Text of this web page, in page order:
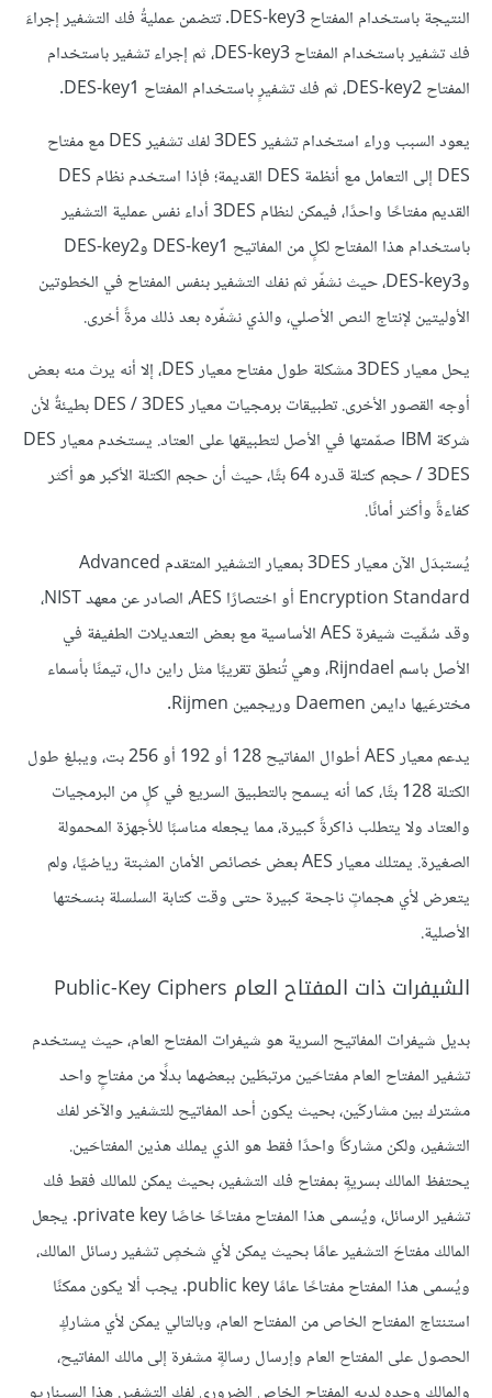
النتيجة باستخدام المفتاح DES-key3. تتضمن عمليةُ فك التشفير إجراءَ
فك تشفير باستخدام المفتاح DES-key3، ثم إجراء تشفير باستخدام
المفتاح DES-key2، ثم فك تشفيرٍ باستخدام المفتاح DES-key1.
يعود السبب وراء استخدام تشفير 3DES لفك تشفير DES مع مفتاح
DES إلى التعامل مع أنظمة DES القديمة؛ فإذا استخدم نظام DES
القديم مفتاحًا واحدًا، فيمكن لنظام 3DES أداء نفس عملية التشفير
باستخدام هذا المفتاح لكلٍ من المفاتيح DES-key1 وDES-key2
وDES-key3، حيث نشفّر ثم نفك التشفير بنفس المفتاح في الخطوتين
الأوليتين لإنتاج النص الأصلي، والذي نشفّره بعد ذلك مرةً أخرى.
يحل معيار 3DES مشكلة طول مفتاح معيار DES، إلا أنه يرث منه بعض
أوجه القصور الأخرى. تطبيقات برمجيات معيار DES / 3DES بطيئةٌ لأن
شركة IBM صمّمتها في الأصل لتطبيقها على العتاد. يستخدم معيار DES
/ 3DES حجم كتلة قدره 64 بتًا، حيث أن حجم الكتلة الأكبر هو أكثر
كفاءةً وأكثر أمانًا.
يُستبدَل الآن معيار 3DES بمعيار التشفير المتقدم Advanced
Encryption Standard أو اختصارًا AES، الصادر عن معهد NIST،
وقد سُمِّيت شيفرة AES الأساسية مع بعض التعديلات الطفيفة في
الأصل باسم Rijndael، وهي تُنطق تقريبًا مثل راين دال، تيمنًا بأسماء
مخترعَيها دايمن Daemen وريجمين Rijmen.
يدعم معيار AES أطوال المفاتيح 128 أو 192 أو 256 بت، ويبلغ طول
الكتلة 128 بتًا، كما أنه يسمح بالتطبيق السريع في كلٍ من البرمجيات
والعتاد ولا يتطلب ذاكرةً كبيرة، مما يجعله مناسبًا للأجهزة المحمولة
الصغيرة. يمتلك معيار AES بعض خصائص الأمان المثبتة رياضيًا، ولم
يتعرض لأي هجماتٍ ناجحة كبيرة حتى وقت كتابة السلسلة بنسختها
الأصلية.
الشيفرات ذات المفتاح العام Public-Key Ciphers
بديل شيفرات المفاتيح السرية هو شيفرات المفتاح العام، حيث يستخدم
تشفير المفتاح العام مفتاحَين مرتبطَين ببعضهما بدلًا من مفتاحٍ واحد
مشترك بين مشاركَين، بحيث يكون أحد المفاتيح للتشفير والآخر لفك
التشفير، ولكن مشاركًا واحدًا فقط هو الذي يملك هذين المفتاحَين.
يحتفظ المالك بسريةٍ بمفتاح فك التشفير، بحيث يمكن للمالك فقط فك
تشفير الرسائل، ويُسمى هذا المفتاح مفتاحًا خاصًا private key. يجعل
المالك مفتاحَ التشفير عامًا بحيث يمكن لأي شخصٍ تشفير رسائل المالك،
ويُسمى هذا المفتاح مفتاحًا عامًا public key. يجب ألا يكون ممكنًا
استنتاج المفتاح الخاص من المفتاح العام، وبالتالي يمكن لأي مشاركٍ
الحصول على المفتاح العام وإرسال رسالةٍ مشفرة إلى مالك المفاتيح،